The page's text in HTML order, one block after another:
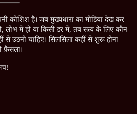
कोशिश है। जब मुख्यधारा का मीडिया देख कर
में हो या किसी डर में, तब सत्य के लिए कौन
से उठनी चाहिए। सिलसिला कहीं से शुरू होना
फ़ैसला।